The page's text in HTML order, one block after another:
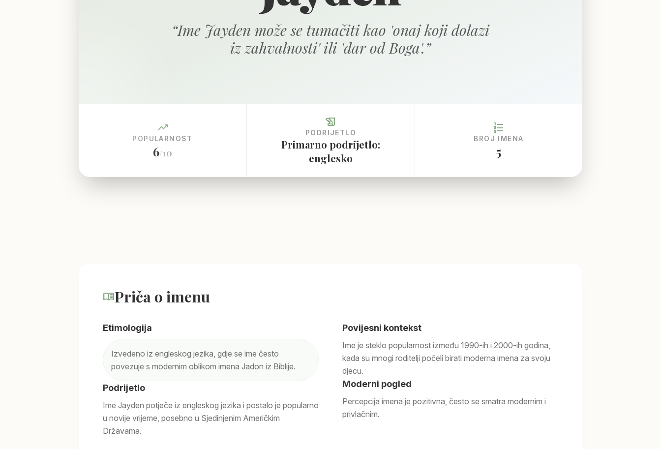
“Ime Jayden može se tumačiti kao 'onaj koji dolazi
iz zahvalnosti' ili 'dar od Boga'.”
trending_up
POPULARNOST
6/10
history_edu
PODRIJETLO
Primarno podrijetlo:
englesko
format_list_numbered
BROJ IMENA
5
menu_bookPriča o imenu
Etimologija
Izvedeno iz engleskog jezika, gdje se ime često
povezuje s modernim oblikom imena Jadon iz Biblije.
Podrijetlo
Ime Jayden potječe iz engleskog jezika i postalo je popularno
u novije vrijeme, posebno u Sjedinjenim Američkim
Državama.
Povijesni kontekst
Ime je steklo popularnost između 1990-ih i 2000-ih godina,
kada su mnogi roditelji počeli birati moderna imena za svoju
djecu.
Moderni pogled
Percepcija imena je pozitivna, često se smatra modernim i
privlačnim.